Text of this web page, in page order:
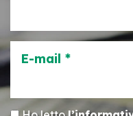
E-mail *